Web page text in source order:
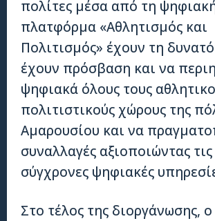
πολίτες μέσα από τη
πλατφόρμα «Αθλητισμός και
Πολιτισμός» έχουν τη
έχουν πρόσβαση και να
ψηφιακά όλους τους
πολιτιστικούς χώρους της
Αμαρουσίου και να
συναλλαγές αξιοποιώντας
σύγχρονες ψηφιακές
Στο τέλος της διοργάνωσης, ο